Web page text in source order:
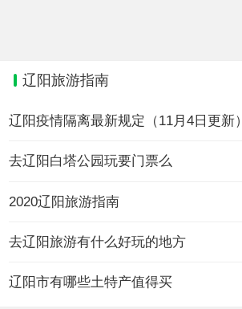
辽阳旅游指南
辽阳疫情隔离最新规定（11月4日更新）
去辽阳白塔公园玩要门票么
2020辽阳旅游指南
去辽阳旅游有什么好玩的地方
辽阳市有哪些土特产值得买